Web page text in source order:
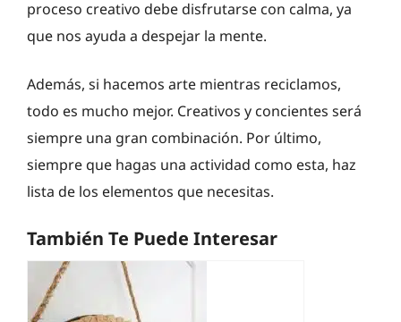
proceso creativo debe disfrutarse con calma, ya
que nos ayuda a despejar la mente.
Además, si hacemos arte mientras reciclamos,
todo es mucho mejor. Creativos y concientes será
siempre una gran combinación. Por último,
siempre que hagas una actividad como esta, haz
lista de los elementos que necesitas.
También Te Puede Interesar